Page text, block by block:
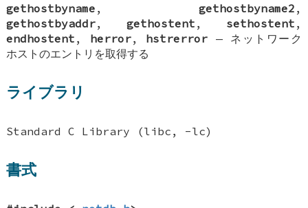
gethostbyname , gethostbyname2 ,
gethostbyaddr, gethostent , sethostent ,
endhostent , herror, hstrerror — ネットワーク
ホストのエントリを取得する
ライブラリ
Standard C Library (libc, -lc)
書式